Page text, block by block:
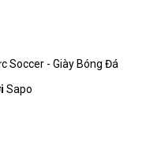
Soccer - Giày Bóng Đá
Sapo